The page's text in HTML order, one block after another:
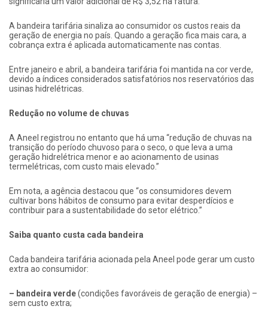
A bandeira tarifária sinaliza ao consumidor os custos reais da
geração de energia no país. Quando a geração fica mais cara, a
cobrança extra é aplicada automaticamente nas contas.
Entre janeiro e abril, a bandeira tarifária foi mantida na cor verde,
devido a índices considerados satisfatórios nos reservatórios das
usinas hidrelétricas.
Redução no volume de chuvas
A Aneel registrou no entanto que há uma “redução de chuvas na
transição do período chuvoso para o seco, o que leva a uma
geração hidrelétrica menor e ao acionamento de usinas
termelétricas, com custo mais elevado.”
Em nota, a agência destacou que “os consumidores devem
cultivar bons hábitos de consumo para evitar desperdícios e
contribuir para a sustentabilidade do setor elétrico.”
Saiba quanto custa cada bandeira
Cada bandeira tarifária acionada pela Aneel pode gerar um custo
extra ao consumidor:
– bandeira verde(condições favoráveis de geração de energia) –
sem custo extra;